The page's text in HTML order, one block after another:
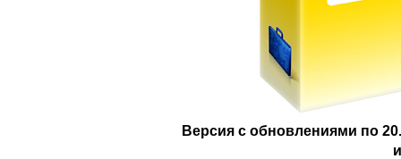
Версия с обновлениями по